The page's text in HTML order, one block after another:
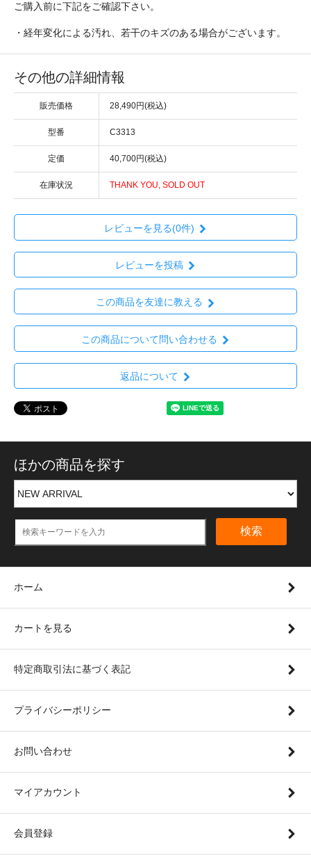
ご購入前に下記をご確認下さい。
・経年変化による汚れ、若干のキズのある場合がございます。
その他の詳細情報
販売価格 28,490円(税込)
型番 C3313
定価 40,700円(税込)
在庫状況 THANK YOU, SOLD OUT
レビューを見る(0件)
レビューを投稿
この商品を友達に教える
この商品について問い合わせる
返品について
ほかの商品を探す
検索
ホーム
カートを見る
特定商取引法に基づく表記
プライバシーポリシー
お問い合わせ
マイアカウント
会員登録